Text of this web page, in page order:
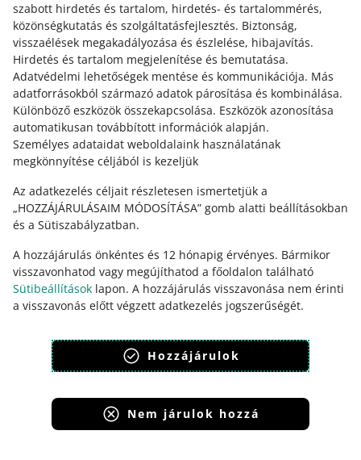
szabott hirdetés és tartalom, hirdetés- és tartalommérés,
közönségkutatás és szolgáltatásfejlesztés. Biztonság,
visszaélések megakadályozása és észlelése, hibajavítás.
Hirdetés és tartalom megjelenítése és bemutatása.
Adatvédelmi lehetőségek mentése és kommunikációja. Más
adatforrásokból származó adatok párosítása és kombinálása.
Különböző eszközök összekapcsolása. Eszközök azonosítása
automatikusan továbbított információk alapján.
Személyes adataidat weboldalaink használatának
megkönnyítése céljából is kezeljük
Az adatkezelés céljait részletesen ismertetjük a
„HOZZÁJÁRULÁSAIM MÓDOSÍTÁSA” gomb alatti beállításokban
és a Sütiszabályzatban.
A hozzájárulás önkéntes és 12 hónapig érvényes. Bármikor
visszavonhatod vagy megújíthatod a főoldalon található
Sütibeállítások lapon. A hozzájárulás visszavonása nem érinti
a visszavonás előtt végzett adatkezelés jogszerűségét.
Hozzájárulok
Nem járulok hozzá
Segítségre van szükséged?
Vedd fel velünk a kapcsolatot
Ez az oldal más nyelveken is elérhető.
Allegro Group Services